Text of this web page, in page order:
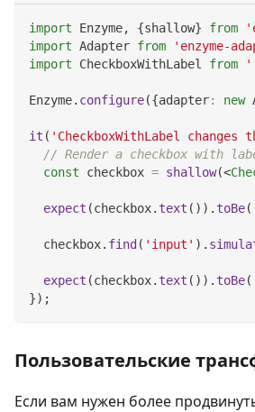
import Enzyme, {shallow} from
import Adapter from 'enzyme-
import
CheckboxWithLabel from
Enzyme. configure({adapter: new
it ( 'CheckboxWithLabel
// Render a checkbox with
const checkbox = shallow(<
expect (checkbox. text ( ) ) . toBe(
  checkbox
. find ( 'input' ) .
expect (checkbox. text ( ) ) . toBe(
}) ;
Пользовательские
Если вам нужен более